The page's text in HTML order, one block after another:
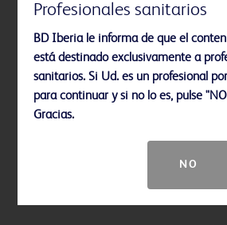
Profesionales sanitarios
BD Iberia le informa de que el
está destinado exclusivamente a
sanitarios. Si Ud. es un profesional
para continuar y si no lo es, pulse
Gracias.
NO